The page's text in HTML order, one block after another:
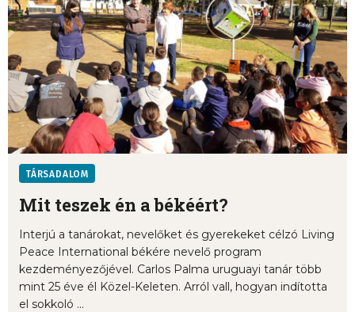
TÁRSADALOM
Mit teszek én a békéért?
Interjú a tanárokat, nevelőket és gyerekeket célzó Living
Peace International békére nevelő program
kezdeményezőjével. Carlos Palma uruguayi tanár több
mint 25 éve él Közel-Keleten. Arról vall, hogyan indította
el sokkoló ...